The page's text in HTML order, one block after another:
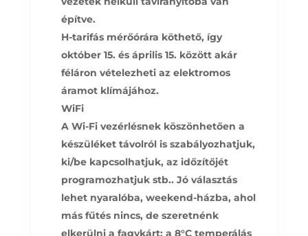
építve.
H-tarifás mérőórára köthető, így
október 15. és április 15. között akár
féláron vételezheti az elektromos
áramot klímájához.
WiFi
A Wi-Fi vezérlésnek köszönhetően a
készüléket távolról is szabályozhatjuk,
ki/be kapcsolhatjuk, az időzítőjét
programozhatjuk stb.. Jó választás
lehet nyaralóba, weekend-házba, ahol
más fűtés nincs, de szeretnénk